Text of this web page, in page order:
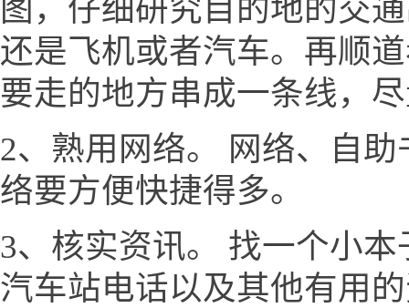
图，仔细研究目的地的交
还是飞机或者汽车。再顺
要走的地方串成一条线，
2、熟用网络。 网络、自
络要方便快捷得多。
3、核实资讯。 找一个小
汽车站电话以及其他有用